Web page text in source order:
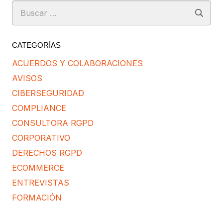
Buscar:
CATEGORÍAS
ACUERDOS Y COLABORACIONES
AVISOS
CIBERSEGURIDAD
COMPLIANCE
CONSULTORA RGPD
CORPORATIVO
DERECHOS RGPD
ECOMMERCE
ENTREVISTAS
FORMACIÓN